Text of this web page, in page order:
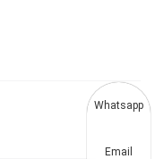
Whatsapp
Email